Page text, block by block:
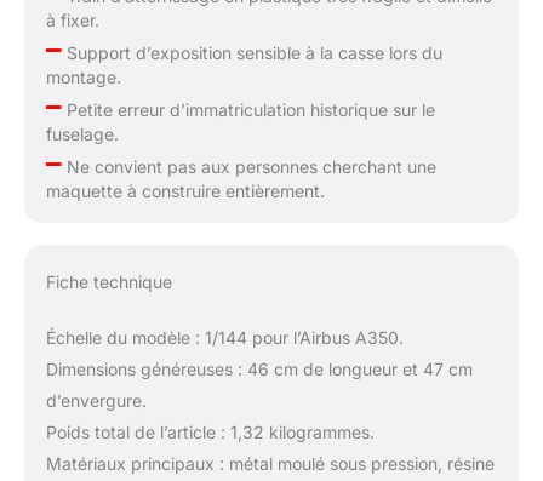
à fixer.
–Support d’exposition sensible à la casse lors du
montage.
–Petite erreur d’immatriculation historique sur le
fuselage.
–Ne convient pas aux personnes cherchant une
maquette à construire entièrement.
Fiche technique
Échelle du modèle : 1/144 pour l’Airbus A350.
Dimensions généreuses : 46 cm de longueur et 47 cm
d’envergure.
Poids total de l’article : 1,32 kilogrammes.
Matériaux principaux : métal moulé sous pression, résine